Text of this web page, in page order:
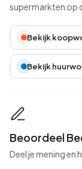
supermarkten op
Bekijk
Bekijk
Beoordeel
Deel je mening en